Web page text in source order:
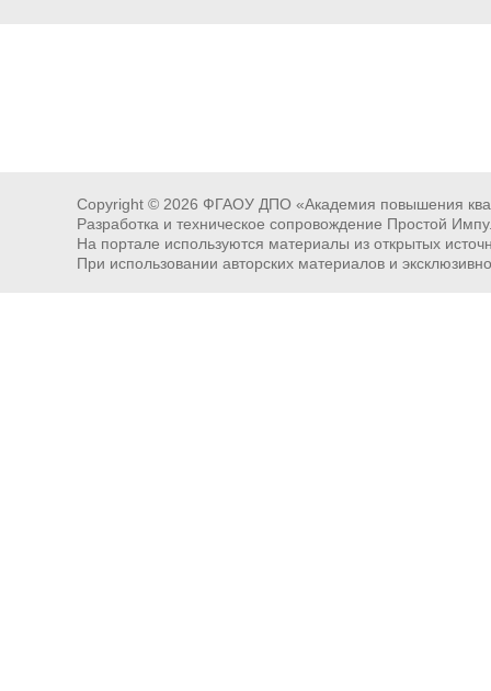
Copyright © 2026 ФГАОУ ДПО «Академия повышения
Разработка и техническое сопровождение Простой
На портале используются материалы из открытых
При использовании авторских материалов и